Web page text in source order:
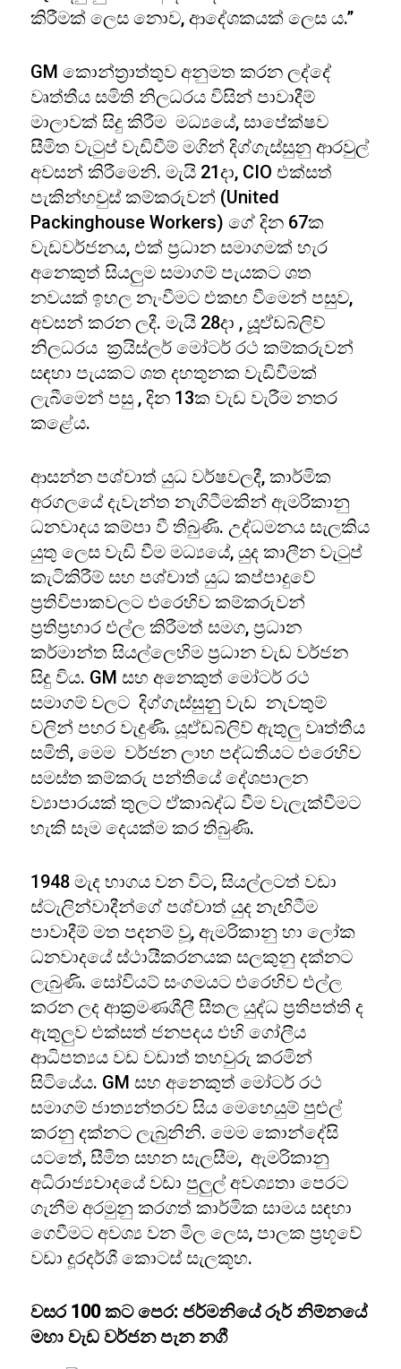
කිරීමක් ලෙස නොව, ආදේශකයක් ලෙස ය.”
GM කොන්ත්‍රාත්තුව අනුමත කරන ලද්දේ
වෘත්තීය සමිති නිලධරය විසින් පාවාදීම්
මාලාවක් සිදු කිරීම මධ්‍යයේ, සාපේක්ෂව
සීමිත වැටුප් වැඩිවීම් මගින් දිග්ගැස්සුනු ආරවුල්
අවසන් කිරීමෙනි. මැයි 21දා, CIO එක්සත්
පැකින්හවුස් කම්කරුවන් (United
Packinghouse Workers) ගේ දින 67ක
වැඩවර්ජනය, එක් ප්‍රධාන සමාගමක් හැර
අනෙකුත් සියලුම සමාගම් පැයකට ශත
නවයක් ඉහල නැංවීමට එකඟ වීමෙන් පසුව,
අවසන් කරන ලදී. මැයි 28දා , යූූඒඩබ්ලිව්
නිලධරය ක්‍රයිස්ලර් මෝටර් රථ කම්කරුවන්
සඳහා පැයකට ශත දහතුනක වැඩිවීමක්
ලැබීමෙන් පසු , දින 13ක වැඩ වැරීම නතර
කළේය.
ආසන්න පශ්චාත් යුධ වර්ෂවලදී, කාර්මික
අරගලයේ දැවැන්ත නැගිටීමකින් ඇමරිකානු
ධනවාදය කම්පා වී තිබුණි. උද්ධමනය සැලකිය
යුතු ලෙස වැඩි වීම මධ්‍යයේ, යුද කාලීන වැටුප්
කැටිකිරීම් සහ පශ්චාත් යුධ කප්පාදුවේ
ප්‍රතිවිපාකවලට එරෙහිව කම්කරුවන්
ප්‍රතිප්‍රහාර එල්ල කිරීමත් සමග, ප්‍රධාන
කර්මාන්ත සියල්ලෙහිම ප්‍රධාන වැඩ වර්ජන
සිදු විය. GM සහ අනෙකුත් මෝටර් රථ
සමාගම් වලට දිග්ගැස්සුනුු වැඩ නැවතුම්
වලින් පහර වැදුණි. යූඒඩබ්ලිව් ඇතුලු වෘත්තීය
සමිති, මෙම වර්ජන ලාභ පද්ධතියට එරෙහිව
සමස්ත කම්කරු පන්තියේ දේශපාලන
ව්‍යාපාරයක් තුලට ඒකාබද්ධ වීම වැලැක්වීමට
හැකි සෑම දෙයක්ම කර තිබුණි.
1948 මැද භාගය වන විට, සියල්ලටත් වඩා
ස්ටැලින්වාදීන්ගේ පශ්චාත් යුද නැඟිටීම
පාවාදීම් මත පදනම් වූ, ඇමරිකානු හා ලෝක
ධනවාදයේ ස්ථායීකරනයක සලකුනු දක්නට
ලැබුණි. සෝවියට් සංගමයට එරෙහිව එල්ල
කරන ලද ආක්‍රමණශීලී සීතල යුද්ධ ප්‍රතිපත්ති ද
ඇතුලුව එක්සත් ජනපදය එහි ගෝලීය
ආධිපත්‍යය වඩ වඩාත් තහවුරු කරමින්
සිටියේය. GM සහ අනෙකුත් මෝටර් රථ
සමාගම් ජාත්‍යන්තරව සිය මෙහෙයුම් පුළුල්
කරනු දක්නට ලැබුනිනි. මෙම කොන්දේසි
යටතේ, සීමිත සහන සැලසීම, ඇමරිකානු
අධිරාජ්‍යවාදයේ වඩා පුලුල් අවශ්‍යතා පෙරට
ගැනීම අරමුනු කරගත් කාර්මික සාමය සඳහා
ගෙවීමට අවශ්‍ය වන මිල ලෙස, පාලක ප්‍රභූවේ
වඩා දූරදර්ශී කොටස් සැලකූහ.
වසර 100 කට පෙර: ජර්මනියේ රූර් නිම්නයේ
මහා වැඩ වර්ජන පැන නගී